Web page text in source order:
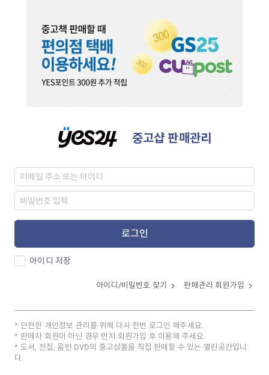
중고샵 판매관리
로그인
아이디 저장
아이디/비밀번호 찾기 판매관리 회원가입
안전한 개인정보 관리를 위해 다시 한번 로그인 해주세요.
판매자 회원이 아닌 경우 먼저 회원가입 후 이용해 주세요.
도서, 전집, 음반 DVD의 중고상품을 직접 판매할 수 있는 열린공간입니
다.